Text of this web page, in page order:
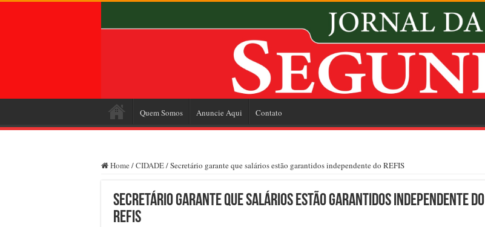
Quem Somos Anuncie Aqui Contato
Home /CIDADE/Secretário garante que salários estão garantidos independente do REFIS
Secretário garante que salários estão garantidos independente do
REFIS